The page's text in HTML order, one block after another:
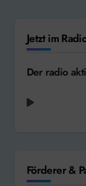
Jetzt im
Der radio
Förderer &